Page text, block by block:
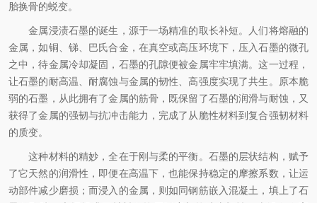
胎换骨的蜕变。
金属浸渍石墨的诞生，源于一场精准的取长补短。人们将熔融的
金属，如铜、锑、巴氏合金，在真空或高压环境下，压入石墨的微孔
之中，待金属冷却凝固，石墨的孔隙便被金属牢牢填满。这一过程，
让石墨的耐高温、耐腐蚀与金属的韧性、高强度实现了共生。原本脆
弱的石墨，从此拥有了金属的筋骨，既保留了石墨的润滑与耐蚀，又
获得了金属的强韧与抗冲击能力，完成了从脆性材料到复合强韧材料
的质变。
这种材料的精妙，全在于刚与柔的平衡。石墨的层状结构，赋予
了它天然的润滑性，即便在高温下，也能保持稳定的摩擦系数，让运
动部件减少磨损；而浸入的金属，则如同钢筋嵌入混凝土，填上了石